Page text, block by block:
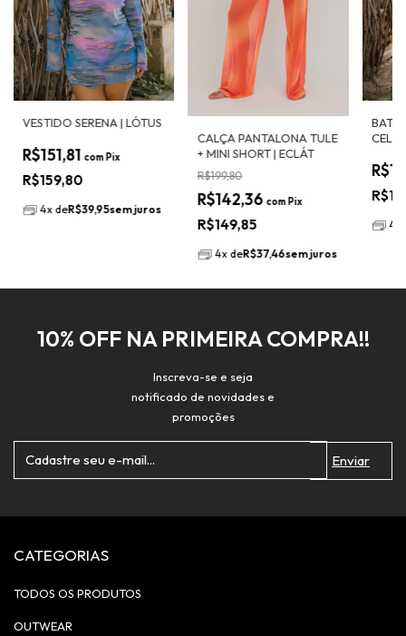
VESTIDO SERENA | LÓTUS
R$159,80
R$151,81 com Pix
4x deR$39,95sem juros
CALÇA PANTALONA TULE
+ MINI SHORT | ECLÁT
R$149,85
R$199,80
R$142,36 comPix
4x deR$37,46sem juros
BATA
4
10% OFF NA PRIMEIRA COMPRA!!
Inscreva-se e seja
notificado de novidades e
promoções
CATEGORIAS
TODOS OS PRODUTOS
OUTWEAR